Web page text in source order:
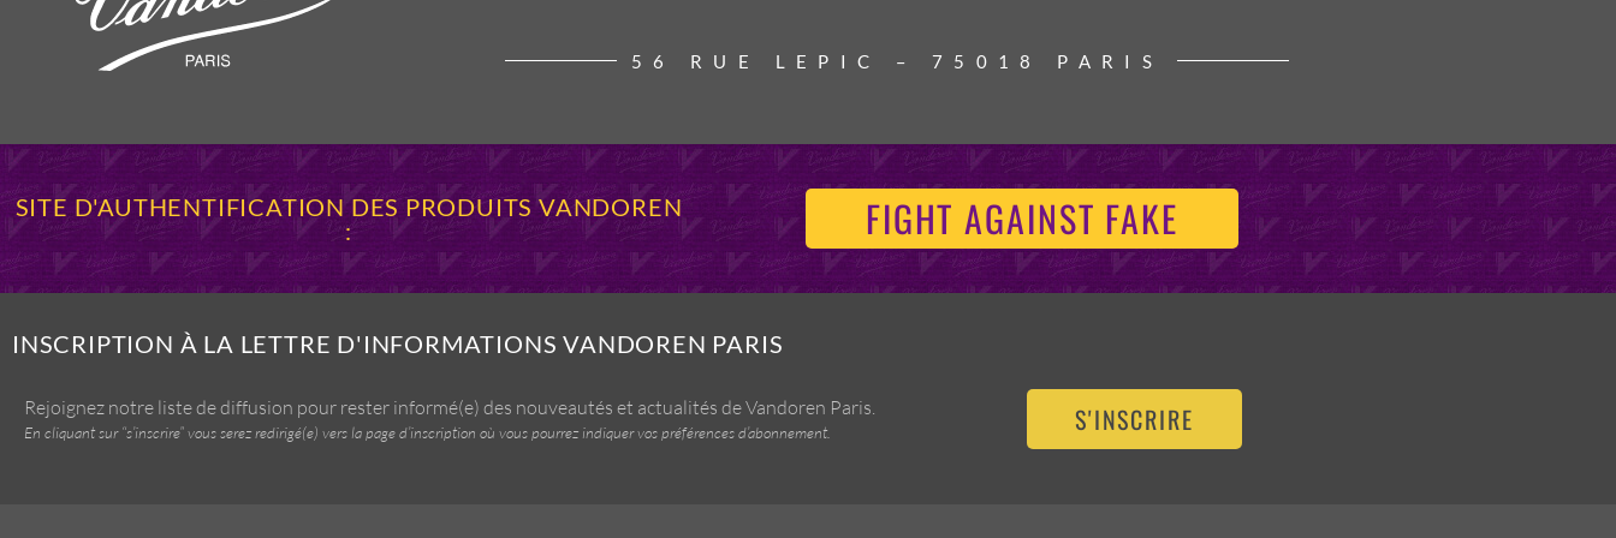
56 RUE LEPIC – 75018 PARIS
SITE D'AUTHENTIFICATION DES PRODUITS VANDOREN
:
FIGHT AGAINST FAKE
INSCRIPTION À LA LETTRE D'INFORMATIONS VANDOREN PARIS
Rejoignez notre liste de diffusion pour rester informé(e) des nouveautés et actualités de Vandoren Paris.
En cliquant sur “s’inscrire” vous serez redirigé(e) vers la page d’inscription où vous pourrez indiquer vos préférences d’abonnement. S'INSCRIRE